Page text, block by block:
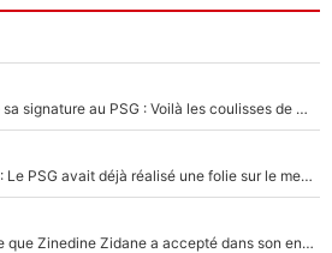
Maghnes Akliouche raconte sa signature au PSG : Voilà les coulisses de son transfert de rêve à 50M€
250M€ pour signer une star : Le PSG avait déjà réalisé une folie sur le mercato bien avant Neymar !
Voilà le seul homme politique que Zinedine Zidane a accepté dans son entourage : «Je garde un très bon souvenir de lui»